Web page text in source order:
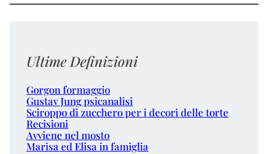
Ultime Definizioni
Gorgon formaggio
Gustav Jung psicanalisi
Sciroppo di zucchero per i decori delle torte
Recisioni
Avviene nel mosto
Marisa ed Elisa in famiglia